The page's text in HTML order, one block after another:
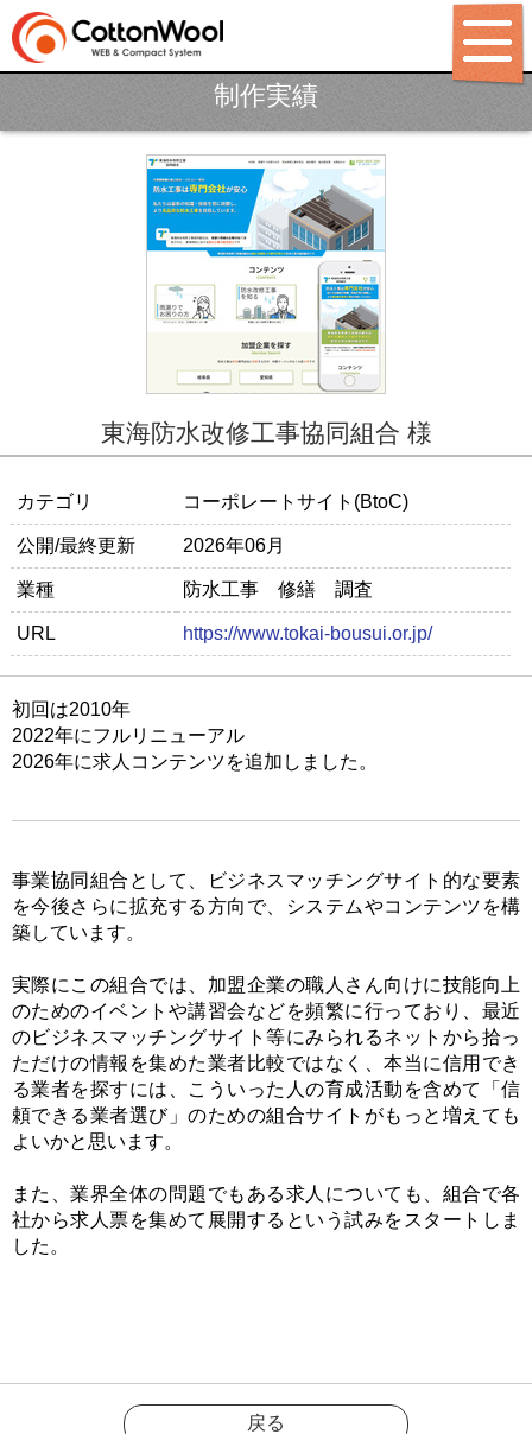
制作実績
東海防水改修工事協同組合 様
カテゴリ コーポレートサイト(BtoC)
公開/最終更新 2026年06月
業種 防水工事 修繕 調査
URL https://www.tokai-bousui.or.jp/
初回は2010年
2022年にフルリニューアル
2026年に求人コンテンツを追加しました。
事業協同組合として、ビジネスマッチングサイト的な要素
を今後さらに拡充する方向で、システムやコンテンツを構
築しています。
実際にこの組合では、加盟企業の職人さん向けに技能向上
のためのイベントや講習会などを頻繁に行っており、最近
のビジネスマッチングサイト等にみられるネットから拾っ
ただけの情報を集めた業者比較ではなく、本当に信用でき
る業者を探すには、こういった人の育成活動を含めて「信
頼できる業者選び」のための組合サイトがもっと増えても
よいかと思います。
また、業界全体の問題でもある求人についても、組合で各
社から求人票を集めて展開するという試みをスタートしま
した。
戻る
制作ポリシー
サービス
パッケージ
制作料金
LABO
BLOG
会社概要
お問い合わせ